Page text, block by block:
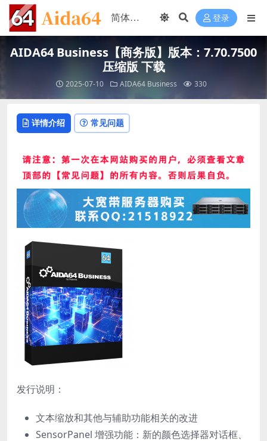
登录
AIDA64 Business【商务版】版本：7.70.7500
压缩版 下载
2025-07-10 AIDA64 Business 330
详情介绍 常见问题
发行说明：
文本缩放和其他与辅助功能相关的改进
SensorPanel 增强功能：新的颜色选择器对话框、